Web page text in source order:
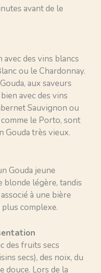
avant de le
avec des vins blancs
ou le Chardonnay.
aux saveurs
avec des vins
Sauvignon ou
le Porto, sont
Gouda très vieux.
Gouda jeune
blonde légère, tandis
à une bière
complexe.
des fruits secs
secs), des noix, du
douce. Lors de la